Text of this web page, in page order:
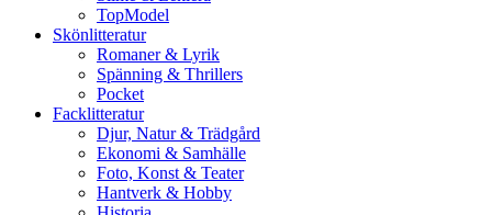
TopModel
Skönlitteratur
Romaner & Lyrik
Spänning & Thrillers
Pocket
Facklitteratur
Djur, Natur & Trädgård
Ekonomi & Samhälle
Foto, Konst & Teater
Hantverk & Hobby